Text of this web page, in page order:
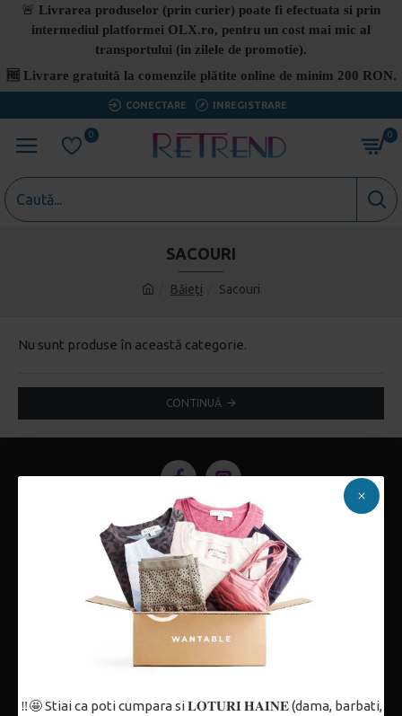
‼️🤩 Stiai ca poti cumpara si 𝐋𝐎𝐓𝐔𝐑𝐈 𝐇𝐀𝐈𝐍𝐄 (dama, barbati,
🚨 Livrarea produselor (prin curier) poate fi efectuata si prin
intermediul platformei OLX.ro, pentru un cost mai mic al
transportului (in zilele de promotie).
🆓 Livrare gratuită la comenzile plătite online de minim 200 RON.
CONECTARE INREGISTRARE
0 0
Băieți Sacouri
SACOURI
Nu sunt produse în această categorie.
CONTINUĂ
Politica de confidențialitate
Termeni și condiții
Politica de utilizare Cookie-uri
Partenerii noștri